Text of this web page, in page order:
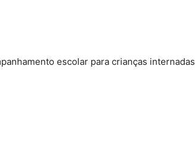
escolar para crianças internadas